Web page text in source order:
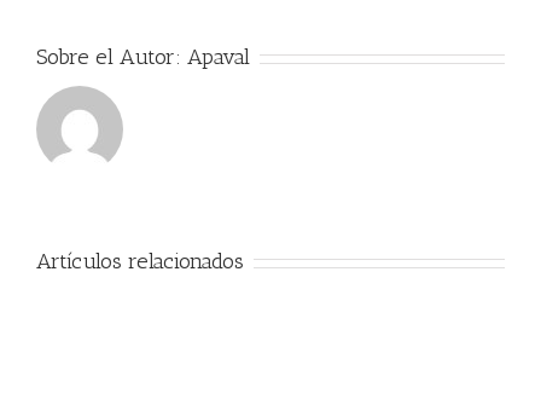
Sobre el Autor: Apaval
Artículos relacionados